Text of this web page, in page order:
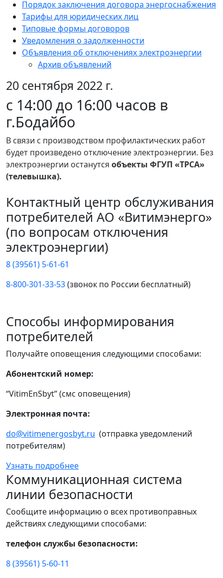
Порядок заключения договора энергоснабжения
Тарифы для юридических лиц
Типовые формы договоров
Уведомления о задолженности
Объявления об отключениях электроэнергии
Архив объявлений
20 сентября 2022 г.
с 14:00 до 16:00 часов в
г.Бодайбо
В связи с производством профилактических работ
будет произведено отключение электроэнергии. Без
электроэнергии останутся объекты ФГУП «ТРСА»
(телевышка).
Контактный центр обслуживания
потребителей АО «Витимэнерго»
(по вопросам отключения
электроэнергии)
8 (39561) 5-61-61
8-800-301-33-53(звонок по России бесплатный)
Способы информирования
потребителей
Получайте оповещения следующими способами:
Абонентский номер:
“VitimEnSbyt” (смс оповещения)
Электронная почта:
do@vitimenergosbyt.ru (отправка уведомлений
потребителям)
Узнать подробнее
Коммуникационная система
линии безопасности
Сообщите информацию о всех противоправных
действиях следующими способами:
телефон службы безопасности:
8 (39561) 5-60-11